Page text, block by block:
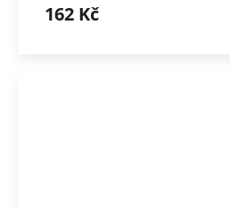
162 Kč